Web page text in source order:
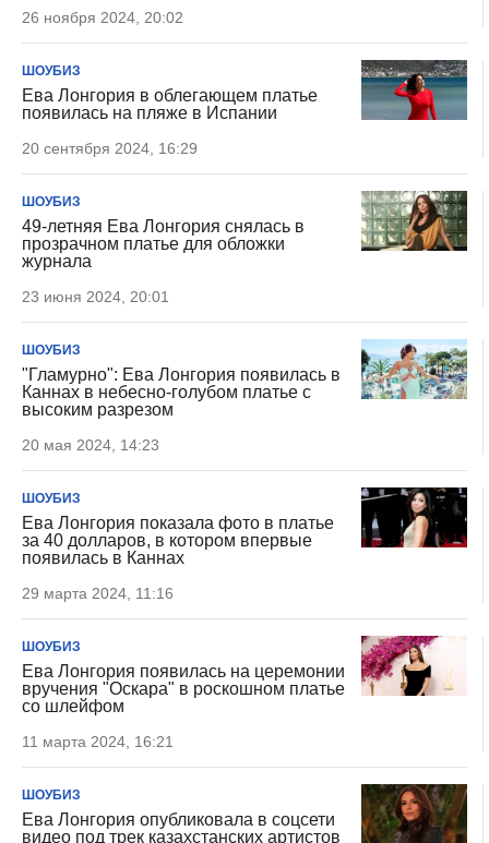
26 ноября 2024, 20:02
ШОУБИЗ
Ева Лонгория в облегающем платье
появилась на пляже в Испании
20 сентября 2024, 16:29
ШОУБИЗ
49-летняя Ева Лонгория снялась в
прозрачном платье для обложки
журнала
23 июня 2024, 20:01
ШОУБИЗ
"Гламурно": Ева Лонгория появилась в
Каннах в небесно-голубом платье с
высоким разрезом
20 мая 2024, 14:23
ШОУБИЗ
Ева Лонгория показала фото в платье
за 40 долларов, в котором впервые
появилась в Каннах
29 марта 2024, 11:16
ШОУБИЗ
Ева Лонгория появилась на церемонии
вручения "Оскара" в роскошном платье
со шлейфом
11 марта 2024, 16:21
ШОУБИЗ
Ева Лонгория опубликовала в соцсети
видео под трек казахстанских артистов